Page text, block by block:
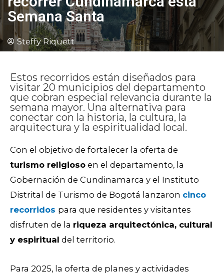
Semana Santa
Steffy Riquett
Estos recorridos están diseñados para
visitar 20 municipios del departamento
que cobran especial relevancia durante la
semana mayor. Una alternativa para
conectar con la historia, la cultura, la
arquitectura y la espiritualidad local.
Con el objetivo de fortalecer la oferta de
turismo religioso en el departamento, la
Gobernación de Cundinamarca y el Instituto
Distrital de Turismo de Bogotá lanzaron cinco
recorridos para que residentes y visitantes
disfruten de la riqueza arquitectónica, cultural
y espiritual del territorio.
Para 2025, la oferta de planes y actividades